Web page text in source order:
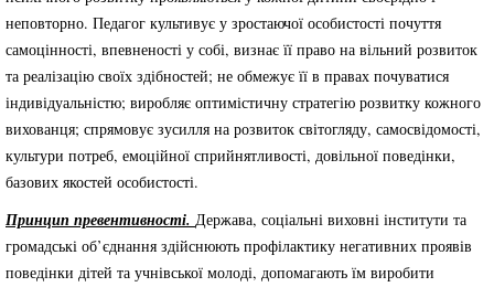
неповторно. Педагог культивує у зростаючої особистості почуття
самоцінності, впевненості у собі, визнає її право на вільний розвиток
та реалізацію своїх здібностей; не обмежує її в правах почуватися
індивідуальністю; виробляє оптимістичну стратегію розвитку кожного
вихованця; спрямовує зусилля на розвиток світогляду, самосвідомості,
культури потреб, емоційної сприйнятливості, довільної поведінки,
базових якостей особистості.
Принцип превентивності. Держава, соціальні виховні інститути та
громадські об’єднання здійснюють профілактику негативних проявів
поведінки дітей та учнівської молоді, допомагають їм виробити